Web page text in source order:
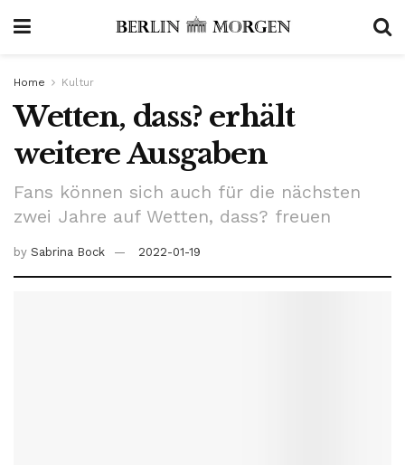
Home Kultur
Wetten, dass? erhält
weitere Ausgaben
Fans können sich auch für die nächsten
zwei Jahre auf Wetten, dass? freuen
by Sabrina Bock 2022-01-19